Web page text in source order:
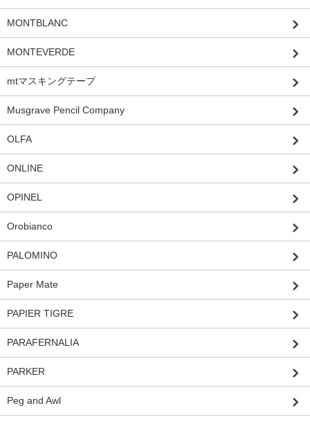
MONTBLANC
MONTEVERDE
mtマスキングテープ
Musgrave Pencil Company
OLFA
ONLINE
OPINEL
Orobianco
PALOMINO
Paper Mate
PAPIER TIGRE
PARAFERNALIA
PARKER
Peg and Awl